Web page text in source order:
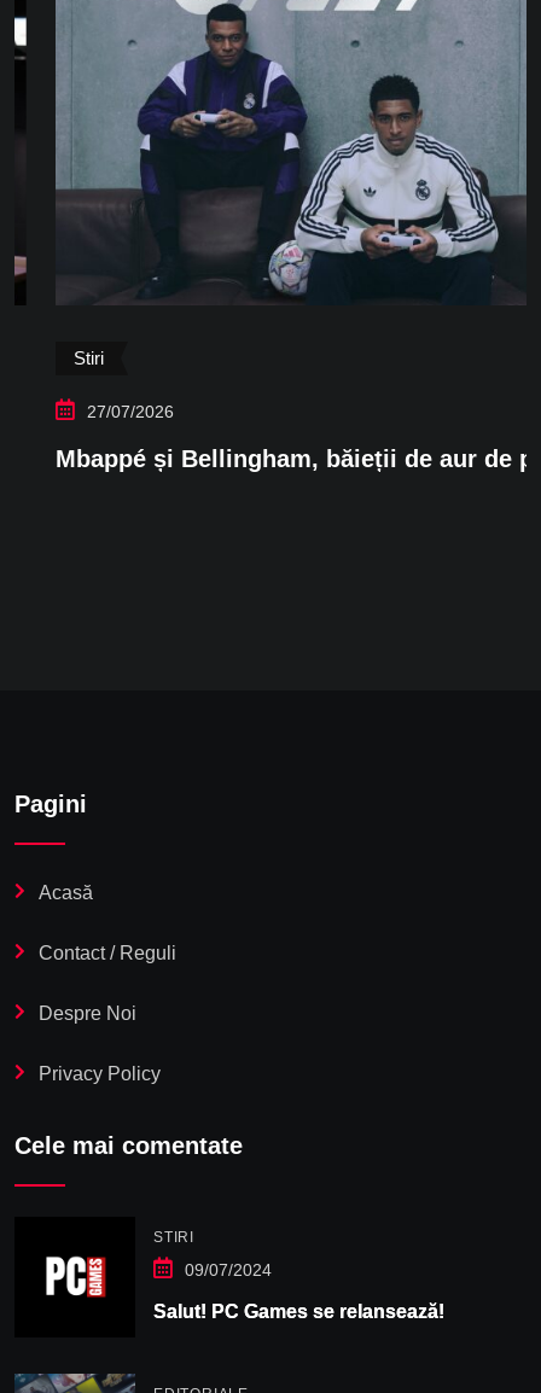
27/07/2026
Mbappé și Bellingham, băieții de aur de pe
Pagini
Acasă
Contact / Reguli
Despre Noi
Privacy Policy
Cele mai comentate
STIRI
09/07/2024
Salut! PC Games se relansează!